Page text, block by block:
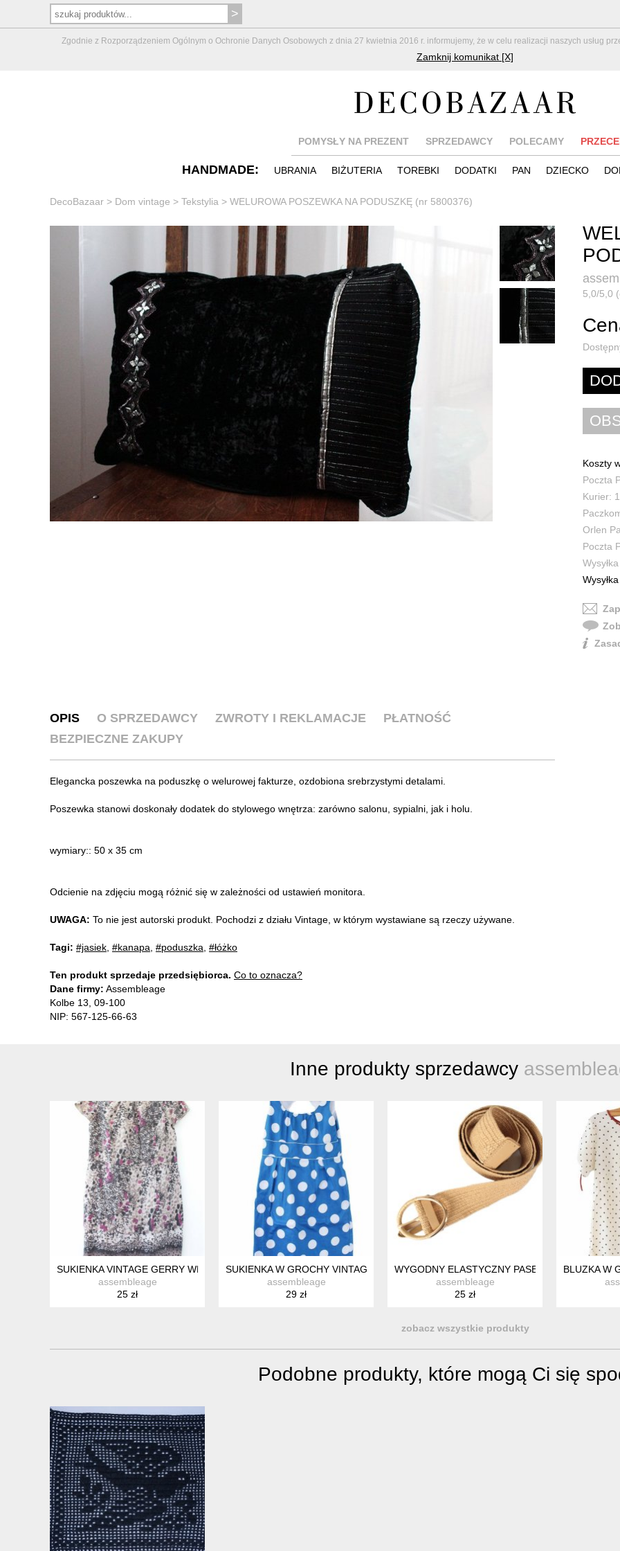
Zgodnie z Rozporządzeniem Ogólnym o Ochronie Danych Osobowych z dnia 27 kwietnia 2016 r. informujemy, że w celu realizacji naszych usług
Zamknij komunikat [X]
POMYSŁY NA PREZENT SPRZEDAWCY POLECAMY
HANDMADE: UBRANIA BIŻUTERIA TOREBKI DODATKI PAN DZIECKO
DecoBazaar > Dom vintage > Tekstylia > WELUROWA POSZEWKA NA PODUSZKĘ (nr 5800376)
5,0/5,0
Koszty
Poczta
Kurier:
Orlen
Poczta
OPIS O SPRZEDAWCY ZWROTY I REKLAMACJE
PŁATNOŚĆ
BEZPIECZNE ZAKUPY
Elegancka poszewka na poduszkę o welurowej fakturze, ozdobiona srebrzystymi detalami.
Poszewka stanowi doskonały dodatek do stylowego wnętrza: zarówno salonu, sypialni, jak i holu.
wymiary:: 50 x 35 cm
Odcienie na zdjęciu mogą różnić się w zależności od ustawień monitora.
UWAGA: To nie jest autorski produkt. Pochodzi z działu Vintage, w którym wystawiane są rzeczy używane.
Tagi: #jasiek #kanapa #poduszka #łóżko
Ten produkt sprzedaje przedsiębiorca. Co to oznacza?
Dane firmy: Assembleage
Kolbe 13, 09-100
NIP: 567-125-66-63
Inne produkty sprzedawcy
SUKIENKA VINTAGE GERRY WEBER M
assembleage
25 zł
SUKIENKA W GROCHY VINTAGE PIN UP BAWEŁNA 40 KATE COOPER
assembleage
29 zł
WYGODNY ELASTYCZNY PASEK GUMOWY
assembleage
25 zł
BLUZKA W
zobacz wszystkie produkty
Podobne produkty, które mogą Ci się